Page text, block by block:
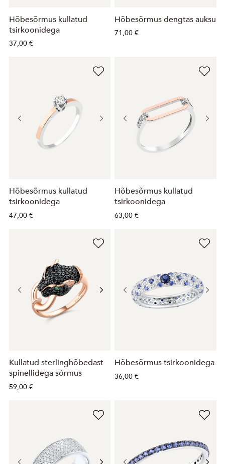
Hõbesõrmus kullatud
tsirkoonidega
37,00 €
Hõbesõrmus dengtas auksu
71,00 €
Hõbesõrmus kullatud
tsirkoonidega
47,00 €
Hõbesõrmus kullatud
tsirkoonidega
63,00 €
Kullatud sterlinghõbedast
spinellidega sõrmus
59,00 €
Hõbesõrmus tsirkoonidega
36,00 €